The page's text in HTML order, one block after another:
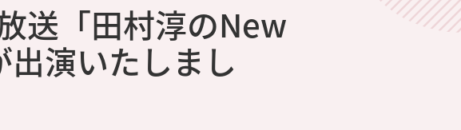
「田村淳のNew
演いたしまし